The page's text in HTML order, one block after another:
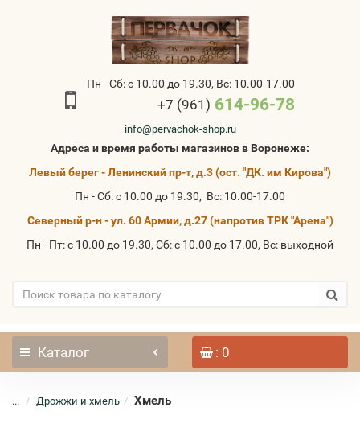
Пн - Сб: с 10.00 до 19.30, Вс: 10.00-17.00
+7 (961) 614-96-78
info@pervachok-shop.ru
Адреса и время работы магазинов в Воронеже:
Левый берег - Ленинский пр-т, д.3 (ост. "ДК. им Кирова")
Пн - Сб: с 10.00 до 19.30, Вс: 10.00-17.00
Северный р-н - ул. 60 Армии, д.27 (напротив ТРК "Арена")
Пн - Пт: с 10.00 до 19.30, Сб: с 10.00 до 17.00, Вс: выходной
Каталог : 0
... Дрожжи и хмель Хмель